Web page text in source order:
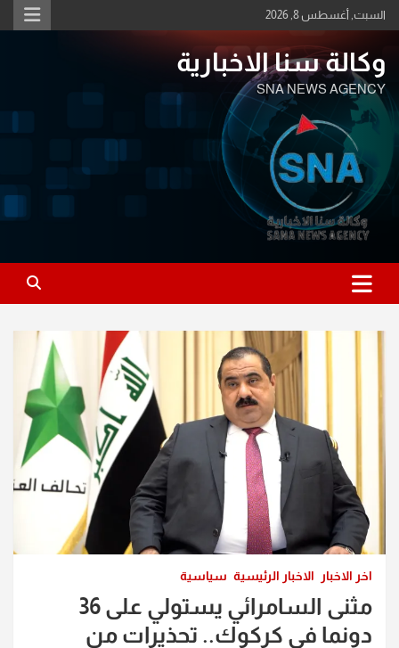
Skip
to
السبت, أغسطس 8, 2026
وكالة سنا الاخبارية
SNA NEWS AGENCY
اخر الاخبار الاخبار الرئيسية سياسية
مثنى السامرائي يستولي على 36
دونما في كركوك.. تحذيرات من